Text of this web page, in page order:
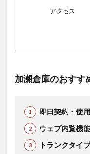
アクセス
加瀬倉庫のおすす
即日契約・使
ウェブ内覧機
トランクタイ